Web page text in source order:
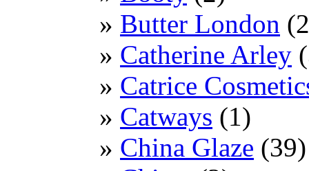
Butter London
Catherine Arley
Catrice
Catways (1)
China Glaze (39)